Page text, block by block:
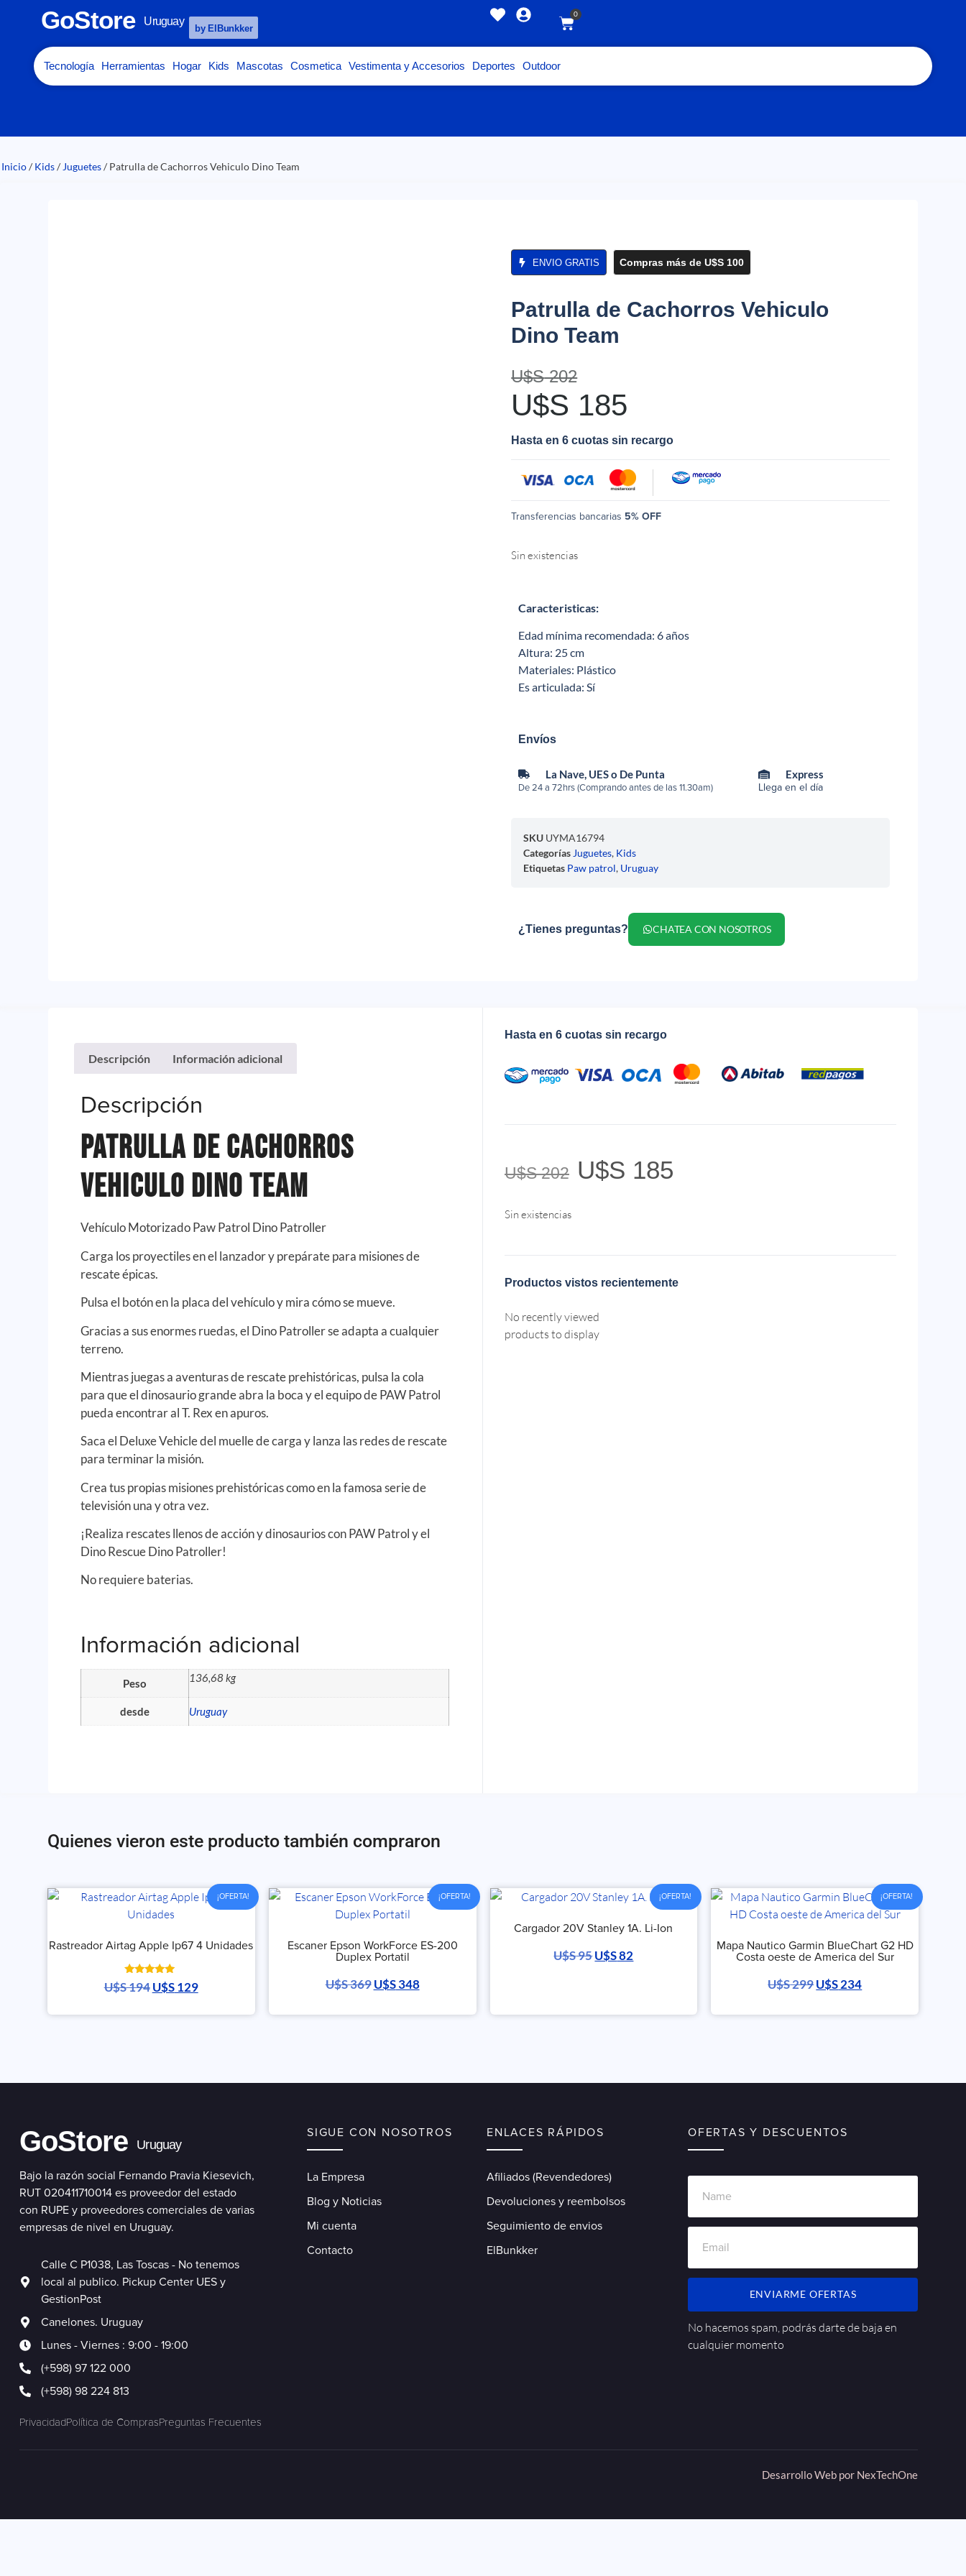
GoStore Uruguay
by ElBunkker
0
Tecnología Herramientas Hogar Kids Mascotas Cosmetica Vestimenta y Accesorios Deportes Outdoor
Inicio/ Kids/ Juguetes/ Patrulla de Cachorros Vehiculo Dino Team
ENVIO GRATIS Compras más de U$S 100
Patrulla de Cachorros Vehiculo
Dino Team
U$S202
U$S 185
Hasta en 6 cuotas sin recargo
Transferencias bancarias 5% OFF
Sin existencias
Caracteristicas:
Edad mínima recomendada: 6 años
Altura: 25 cm
Materiales: Plástico
Es articulada: Sí
Envíos
La Nave, UES o De Punta
De 24 a 72hrs (Comprando antes de las 11.30am)
Express
Llega en el día
SKU UYMA16794
Categorías Juguetes, Kids
Etiquetas Paw patrol, Uruguay
¿Tienes preguntas? CHATEA CON NOSOTROS
Descripción Información adicional
Descripción
Patrulla de Cachorros
Vehiculo Dino Team
Vehículo Motorizado Paw Patrol Dino Patroller
Carga los proyectiles en el lanzador y prepárate para misiones de
rescate épicas.
Pulsa el botón en la placa del vehículo y mira cómo se mueve.
Gracias a sus enormes ruedas, el Dino Patroller se adapta a cualquier
terreno.
Mientras juegas a aventuras de rescate prehistóricas, pulsa la cola
para que el dinosaurio grande abra la boca y el equipo de PAW Patrol
pueda encontrar al T. Rex en apuros.
Saca el Deluxe Vehicle del muelle de carga y lanza las redes de rescate
para terminar la misión.
Crea tus propias misiones prehistóricas como en la famosa serie de
televisión una y otra vez.
¡Realiza rescates llenos de acción y dinosaurios con PAW Patrol y el
Dino Rescue Dino Patroller!
No requiere baterias.
Información adicional
Peso 136,68 kg
desde Uruguay
Hasta en 6 cuotas sin recargo
U$S202 U$S 185
Sin existencias
Productos vistos recientemente
No recently viewed
products to display
Quienes vieron este producto también compraron
¡OFERTA!
Rastreador Airtag Apple Ip67 4 Unidades
Valorado
con
U$S194 U$S129
¡OFERTA!
Escaner Epson WorkForce ES-200
Duplex Portatil
U$S369 U$S348
¡OFERTA!
Cargador 20V Stanley 1A. Li-Ion
U$S95U$S82
¡OFERTA!
Mapa Nautico Garmin BlueChart G2 HD
Costa oeste de America del Sur
U$S299U$S234
GoStore Uruguay
Bajo la razón social Fernando Pravia Kiesevich,
RUT 020411710014 es proveedor del estado
con RUPE y proveedores comerciales de varias
empresas de nivel en Uruguay.
Calle C P1038, Las Toscas - No tenemos
local al publico. Pickup Center UES y
GestionPost
Canelones. Uruguay
Lunes - Viernes : 9:00 - 19:00
(+598) 97 122 000
(+598) 98 224 813
SIGUE CON NOSOTROS
La Empresa
Blog y Noticias
Mi cuenta
Contacto
ENLACES RÁPIDOS
Afiliados (Revendedores)
Devoluciones y reembolsos
Seguimiento de envios
ElBunkker
OFERTAS Y DESCUENTOS
ENVIARME OFERTAS
No hacemos spam, podrás darte de baja en
cualquier momento
PrivacidadPolítica de ComprasPreguntas Frecuentes
Desarrollo Web por NexTechOne